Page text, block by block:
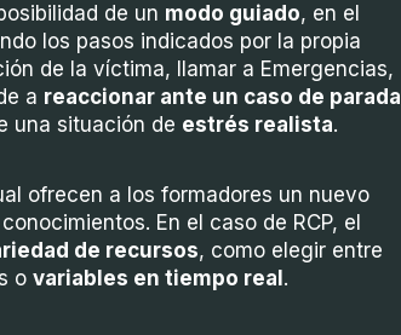
de un modo guiado, en el
los pasos indicados por la propia
de la víctima, llamar a Emergencias,
a reaccionar ante un caso de parada
una situación de estrés realista.
ofrecen a los formadores un nuevo
En el caso de RCP, el
de recursos, como elegir entre
o variables en tiempo real .